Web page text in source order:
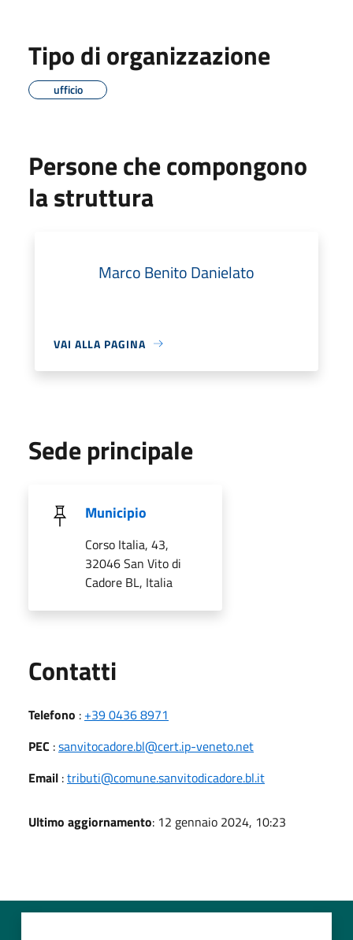
Tipo di organizzazione
ufficio
Persone che compongono
la struttura
Marco Benito Danielato
VAI ALLA PAGINA
Sede principale
Municipio
Corso Italia, 43,
32046 San Vito di
Cadore BL, Italia
Contatti
Telefono : +39 0436 8971
PEC :sanvitocadore.bl@cert.ip-veneto.net
Email :tributi@comune.sanvitodicadore.bl.it
Ultimo aggiornamento: 12 gennaio 2024, 10:23